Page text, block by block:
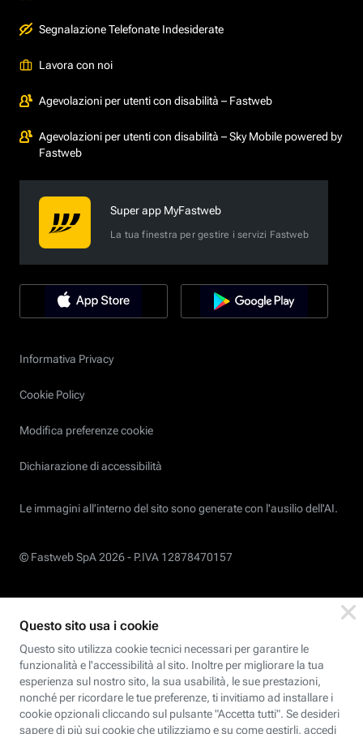
Segnalazione Telefonate Indesiderate
Lavora con noi
Agevolazioni per utenti con disabilità – Fastweb
Agevolazioni per utenti con disabilità – Sky Mobile powered by
Fastweb
Super app MyFastweb
La tua finestra per gestire i servizi Fastweb
Informativa Privacy
Cookie Policy
Modifica preferenze cookie
Dichiarazione di accessibilità
Le immagini all’interno del sito sono generate con l'ausilio dell'AI.
© Fastweb SpA 2026 - P.IVA 12878470157